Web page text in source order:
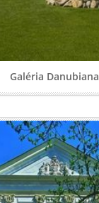
Galéria Danubiana